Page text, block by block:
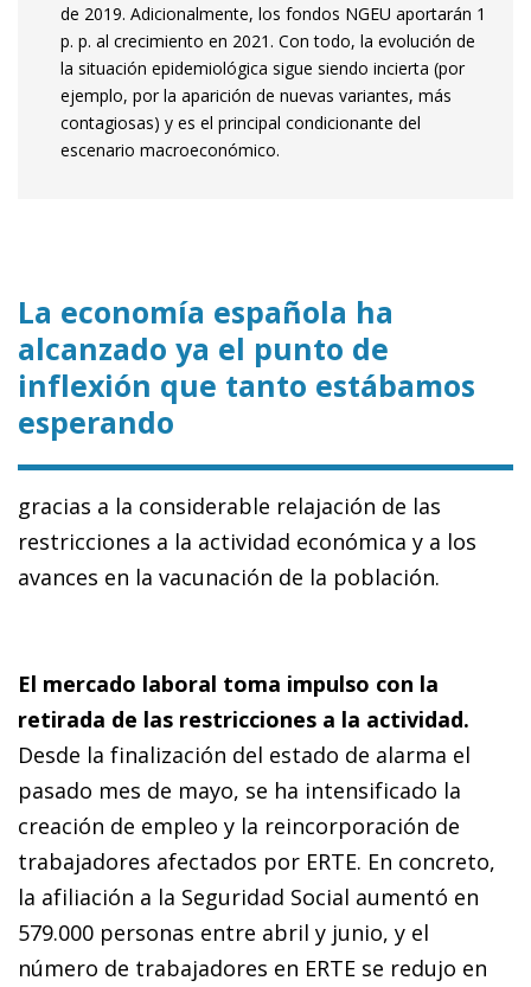
de 2019. Adicionalmente, los fondos NGEU aportarán 1
p. p. al crecimiento en 2021. Con todo, la evolución de
la situación epidemiológica sigue siendo incierta (por
ejemplo, por la aparición de nuevas variantes, más
contagiosas) y es el principal condicionante del
escenario macroeconómico.
La economía española ha
alcanzado ya el punto de
inflexión que tanto estábamos
esperando
gracias a la considerable relajación de las
restricciones a la actividad económica y a los
avances en la vacunación de la población.
El mercado laboral toma impulso con la
retirada de las restricciones a la actividad.
Desde la finalización del estado de alarma el
pasado mes de mayo, se ha intensificado la
creación de empleo y la reincorporación de
trabajadores afectados por ERTE. En concreto,
la afiliación a la Seguridad Social aumentó en
579.000 personas entre abril y junio, y el
número de trabajadores en ERTE se redujo en